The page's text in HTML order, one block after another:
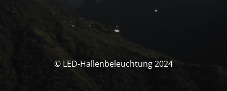
© LED-Hallenbeleuchtung 2024